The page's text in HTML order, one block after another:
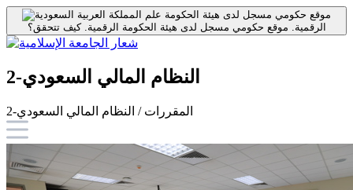
موقع حكومي مسجل لدى هيئة الحكومة
الرقمية. موقع حكومي مسجل لدى هيئة الحكومة الرقمية.كيف تتحقق؟
النظام المالي السعودي-2
المقررات / النظام المالي السعودي-2